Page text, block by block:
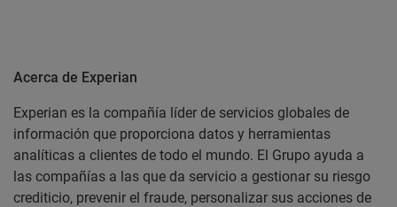
Acerca de Experian
Experian es la compañía líder de servicios globales de
información que proporciona datos y herramientas
analíticas a clientes de todo el mundo. El Grupo ayuda a
las compañías a las que da servicio a gestionar su riesgo
crediticio, prevenir el fraude, personalizar sus acciones de